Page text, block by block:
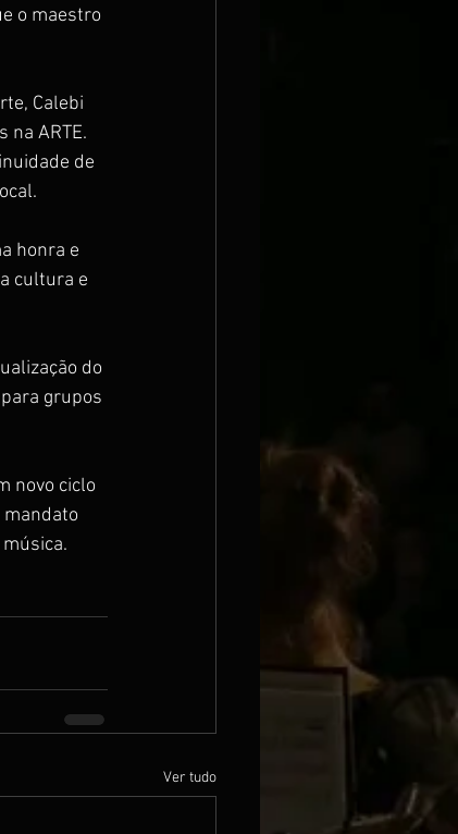
o maestro
Calebi
ARTE.
de
honra e
cultura e
do
grupos
novo ciclo
mandato
Ver tudo